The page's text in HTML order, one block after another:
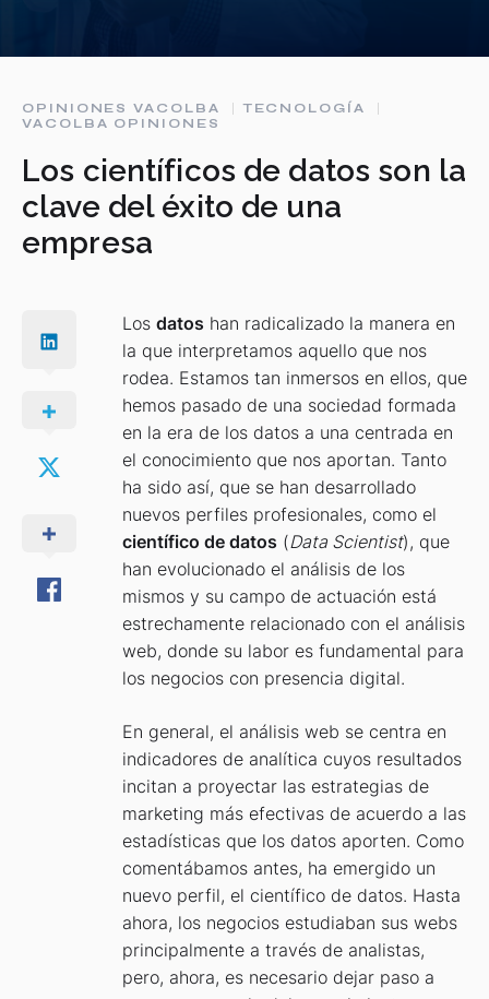
OPINIONES VACOLBA
TECNOLOGÍA
VACOLBA OPINIONES
Los científicos de datos son la
clave del éxito de una
empresa
Los datos han radicalizado la manera en
la que interpretamos aquello que nos
rodea. Estamos tan inmersos en ellos, que
hemos pasado de una sociedad formada
en la era de los datos a una centrada en
el conocimiento que nos aportan. Tanto
ha sido así, que se han desarrollado
nuevos perfiles profesionales, como el
científico de datos (Data Scientist), que
han evolucionado el análisis de los
mismos y su campo de actuación está
estrechamente relacionado con el análisis
web, donde su labor es fundamental para
los negocios con presencia digital.
En general, el análisis web se centra en
indicadores de analítica cuyos resultados
incitan a proyectar las estrategias de
marketing más efectivas de acuerdo a las
estadísticas que los datos aporten. Como
comentábamos antes, ha emergido un
nuevo perfil, el científico de datos. Hasta
ahora, los negocios estudiaban sus webs
principalmente a través de analistas,
pero, ahora, es necesario dejar paso a